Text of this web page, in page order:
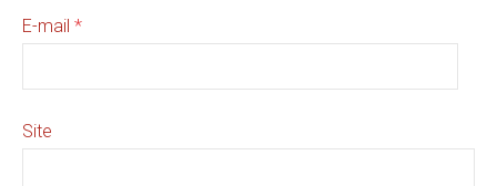
E-mail *
Site